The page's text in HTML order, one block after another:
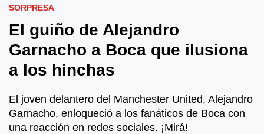
SORPRESA
El guiño de Alejandro
Garnacho a Boca que ilusiona
a los hinchas
El joven delantero del Manchester United, Alejandro
Garnacho, enloqueció a los fanáticos de Boca con
una reacción en redes sociales. ¡Mirá!